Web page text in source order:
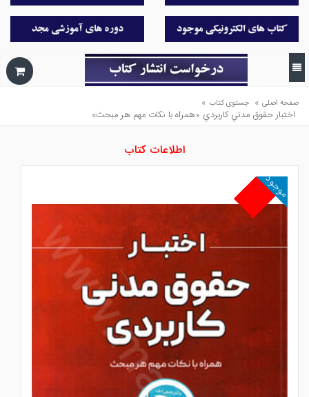
صفحه اصلی » جستوی کتاب »
اختبار حقوق مدني كاربردي «همراه با نكات مهم هر مبحث»
اطلاعات کتاب
موجود